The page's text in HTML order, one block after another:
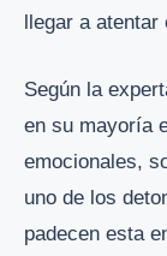
llegar a
Según la
en su mayoría
emocionales,
uno de los
padecen esta